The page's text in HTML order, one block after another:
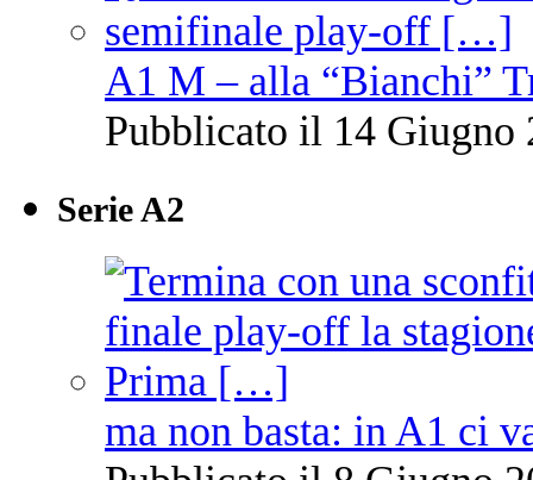
A1 M – alla “Bianchi”
Pubblicato il 14 Giugno
Serie A2
ma non basta: in A1 ci